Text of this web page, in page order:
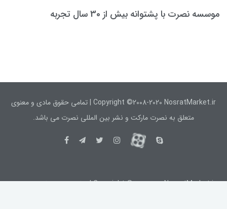
موسسه نصرت با پشتوانه بیش از 30 سال تجربه
Copyright ©2008-2020 NosratMarket.ir | تمامی حقوق مادی و معنوی
متعلق به نصرت مارکت و نشر بین المللی نصرت می باشد.
Copyright ©2008-2020 NosratMarket.ir | تمامی حقوق مادی و معنوی